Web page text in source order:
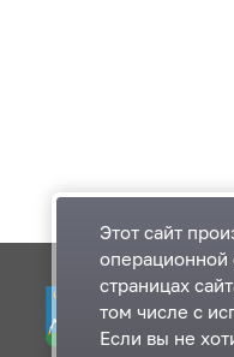
области
Этот сайт
операционной
страницах
том числе с
Если вы не